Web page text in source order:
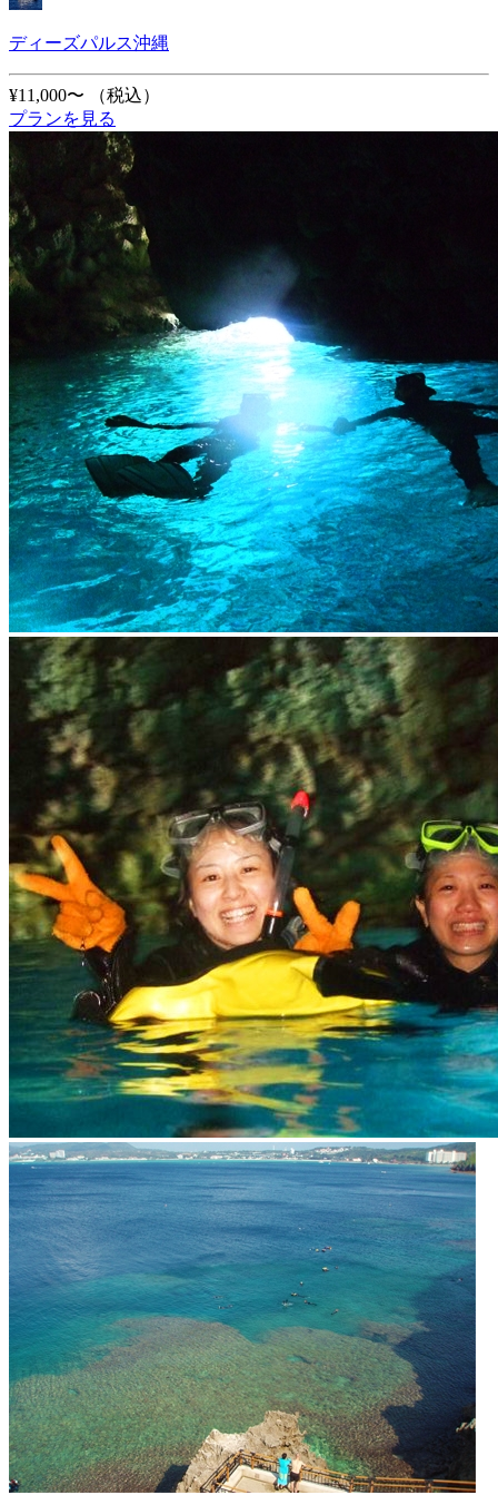
ディーズパルス沖縄
¥11,000〜
（税込）
プランを見る